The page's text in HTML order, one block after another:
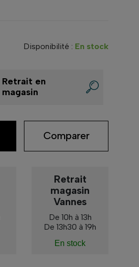
Disponibilité : En stock
Retrait en
magasin
Comparer
Retrait
magasin
Vannes
De 10h à 13h
De 13h30 à 19h
En stock